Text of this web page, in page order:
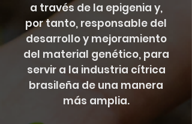
a través de la epigenia y,
por tanto, responsable del
desarrollo y mejoramiento
del material genético, para
servir a la industria cítrica
brasileña de una manera
más amplia.